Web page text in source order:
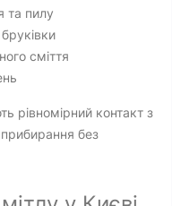
та пилу
сміття
рівномірний контакт з
без